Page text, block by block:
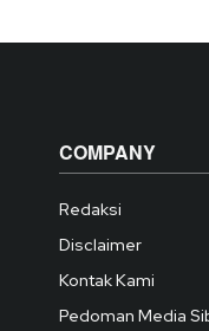
COMPANY
Redaksi
Disclaimer
Kontak Kami
Pedoman Media